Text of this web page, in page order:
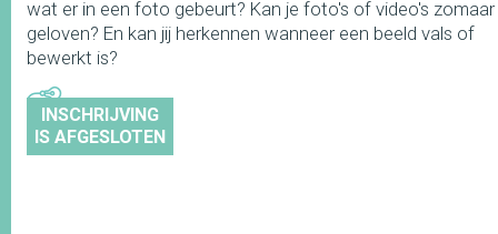
wat er in een foto gebeurt? Kan je foto's of video's zomaar
geloven? En kan jij herkennen wanneer een beeld vals of
bewerkt is?
INSCHRIJVING
IS AFGESLOTEN